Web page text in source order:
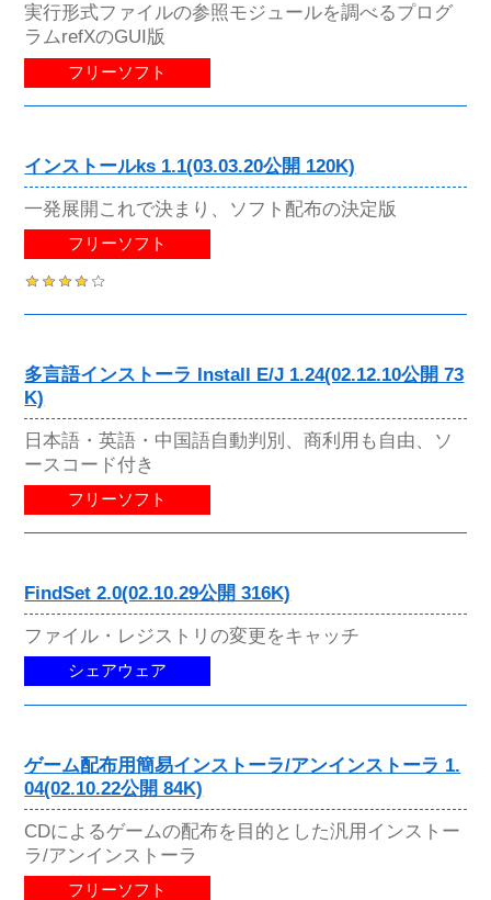
実行形式ファイルの参照モジュールを調べるプログ
ラムrefXのGUI版
フリーソフト
インストールks 1.1(03.03.20公開 120K)
一発展開これで決まり、ソフト配布の決定版
フリーソフト
多言語インストーラ Install E/J 1.24(02.12.10公開 73
K)
日本語・英語・中国語自動判別、商利用も自由、ソ
ースコード付き
フリーソフト
FindSet 2.0(02.10.29公開 316K)
ファイル・レジストリの変更をキャッチ
シェアウェア
ゲーム配布用簡易インストーラ/アンインストーラ 1.
04(02.10.22公開 84K)
CDによるゲームの配布を目的とした汎用インストー
ラ/アンインストーラ
フリーソフト